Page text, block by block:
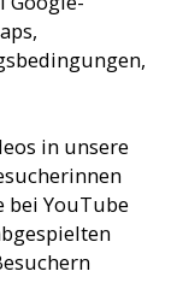
in unsere
bei YouTube